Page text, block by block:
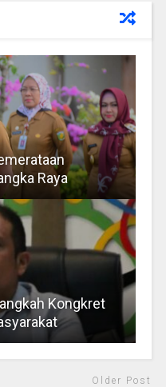
Raya
Kongkret
Older Post